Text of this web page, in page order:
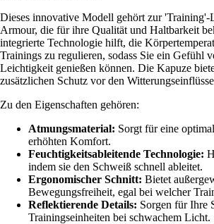
Dieses innovative Modell gehört zur
Armour, die für ihre Qualität und Haltbarkeit
integrierte Technologie hilft, die
Trainings zu regulieren, sodass Sie ein Gefühl
Leichtigkeit genießen können. Die Kapuze
zusätzlichen Schutz vor den
Zu den Eigenschaften gehören:
Atmungsmaterial: Sorgt für eine
erhöhten Komfort.
Feuchtigkeitsableitende Technologie:
indem sie den Schweiß schnell ableitet.
Ergonomischer Schnitt: Bietet
Bewegungsfreiheit, egal bei welcher
Reflektierende Details: Sorgen für Ihre
Trainingseinheiten bei schwachem Licht.